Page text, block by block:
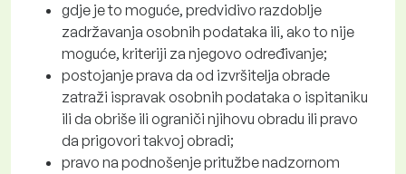
gdje je to moguće, predvidivo razdoblje
zadržavanja osobnih podataka ili, ako to nije
moguće, kriteriji za njegovo određivanje;
postojanje prava da od izvršitelja obrade
zatraži ispravak osobnih podataka o ispitaniku
ili da obriše ili ograniči njihovu obradu ili pravo
da prigovori takvoj obradi;
pravo na podnošenje pritužbe nadzornom